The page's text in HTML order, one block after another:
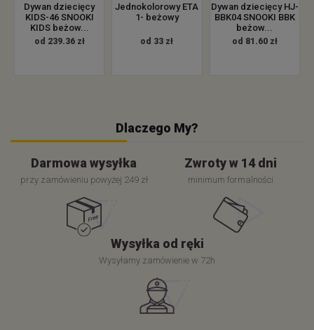
Dywan dziecięcy
KIDS-46 SNOOKI
KIDS beżow...
od 239.36 zł
Jednokolorowy ETA
1- beżowy
od 33 zł
Dywan dziecięcy HJ-
BBK04 SNOOKI BBK
beżow...
od 81.60 zł
Dlaczego My?
Darmowa wysyłka
przy zamówieniu powyżej 249 zł
Zwroty w 14 dni
minimum formalności
Wysyłka od ręki
Wysyłamy zamówienie w 72h